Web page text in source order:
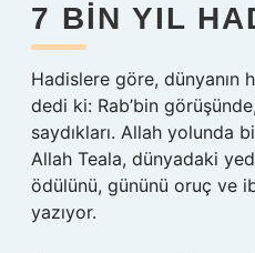
7 BIN YIL
Hadislere göre, dünyanın
dedi ki: Rab’bin
saydıkları. Allah yolunda
Allah Teala, dünyadaki
ödülünü, gününü oruç ve
yazıyor.